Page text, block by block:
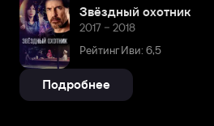
Звёздный охотник
2017 – 2018
Рейтинг Иви: 6,5
Подробнее